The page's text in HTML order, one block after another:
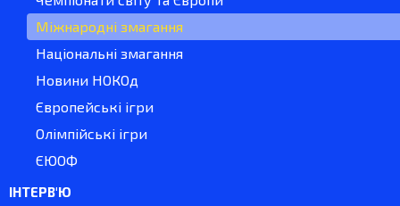
Міжнародні змагання
Національні змагання
Новини НОКОд
Європейські ігри
Олімпійські ігри
ЄЮОФ
ІНТЕРВ'Ю